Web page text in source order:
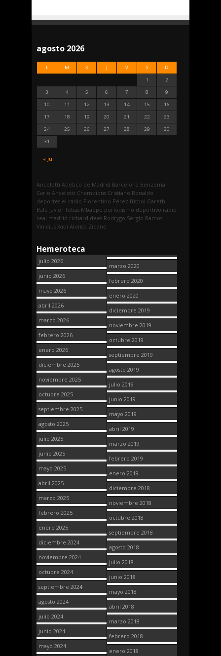
agosto 2026
L M X J V S D
« Jul
1
2
3
4 5 6 7 8
9
10
11 12 13 14 15
16
17
18 19 20 21 22
23
24
25 26 27 28 29
30
31
Ancelotti Atletico de Madrid Barcelona Benzema
Carlo Ancelotti Champions Cristiano Ronaldo
deportes el radio Florentino Pérez fútbol Gareth
Bale Javier Tebas Mbappe periodismo deportivo radio
real madrid richard dees Rodrygo Sergio Ramos
Vinicius Xabi Alonso Zidane
Hemeroteca
julio 2026
junio 2026
mayo 2026
abril 2026
marzo 2026
febrero 2026
enero 2026
diciembre 2025
noviembre 2025
octubre 2025
septiembre 2025
agosto 2025
julio 2025
junio 2025
mayo 2025
abril 2025
marzo 2025
febrero 2025
enero 2025
diciembre 2024
noviembre 2024
octubre 2024
septiembre 2024
agosto 2024
julio 2024
junio 2024
mayo 2024
marzo 2020
febrero 2020
enero 2020
diciembre 2019
noviembre 2019
octubre 2019
septiembre 2019
agosto 2019
julio 2019
junio 2019
mayo 2019
abril 2019
marzo 2019
febrero 2019
enero 2019
diciembre 2018
noviembre 2018
octubre 2018
septiembre 2018
agosto 2018
julio 2018
junio 2018
mayo 2018
abril 2018
marzo 2018
febrero 2018
enero 2018